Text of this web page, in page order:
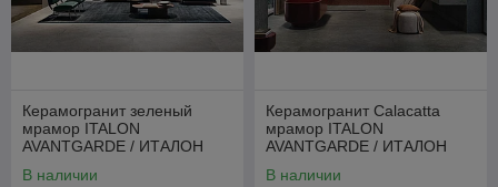
Керамогранит зеленый
мрамор ITALON
AVANTGARDE / ИТАЛОН
В наличии
Керамогранит Calacatta
мрамор ITALON
AVANTGARDE / ИТАЛОН
В наличии